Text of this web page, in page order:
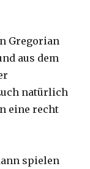
Gregorian
aus dem
natürlich
eine recht
spielen